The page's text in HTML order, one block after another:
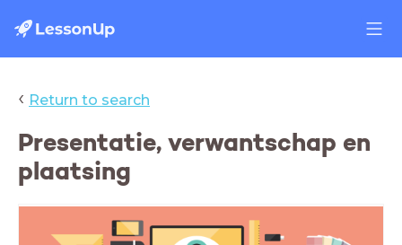
‹ Return to search
Presentatie, verwantschap en
plaatsing